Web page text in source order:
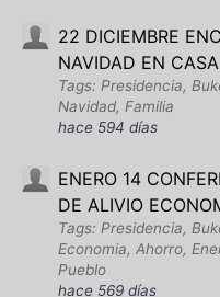
22 DICIEMBRE
NAVIDAD EN
Tags: Presidencia,
Navidad, Familia
hace 594 días
ENERO 14
DE ALIVIO
Tags: Presidencia,
Economia, Ahorro,
Pueblo
hace 569 días